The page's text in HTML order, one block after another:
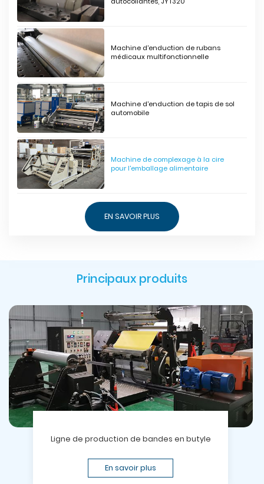
Machine d'enduction de rubans
médicaux multifonctionnelle
Machine d'enduction de tapis de sol
automobile
Machine de complexage à la cire
pour l'emballage alimentaire
EN SAVOIR PLUS
Principaux produits
Ligne de production de bandes en butyle
En savoir plus